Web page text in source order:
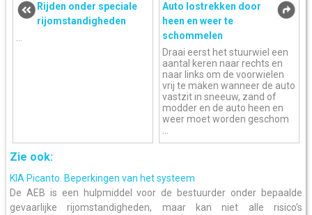
Rijden onder speciale
rijomstandigheden
...
Auto lostrekken door
heen en weer te
schommelen
Draai eerst het stuurwiel een
aantal keren naar rechts en
naar links om de voorwielen
vrij te maken wanneer de auto
vastzit in sneeuw, zand of
modder en de auto heen en
weer moet worden geschom
...
Zie ook:
KIA Picanto. Beperkingen van het systeem
De AEB is een hulpmiddel voor de bestuurder onder bepaalde
gevaarlijke rijomstandigheden, maar kan niet alle risico's